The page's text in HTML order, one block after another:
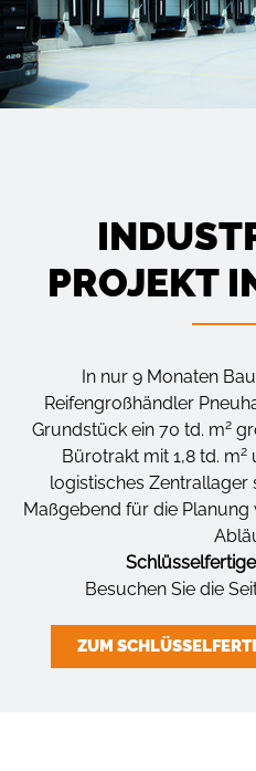
PROJEKT
In nur 9 Monaten
Reifengroßhändler
Grundstück ein 70 td. m2
Bürotrakt mit 1,8 td. m2
logistisches Zentrallager
Maßgebend für die
Besuchen Sie die
ZUM